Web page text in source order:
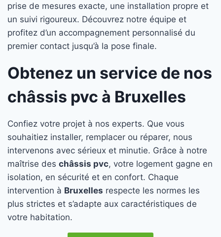
prise de mesures exacte, une installation propre et
un suivi rigoureux. Découvrez notre équipe et
profitez d’un accompagnement personnalisé du
premier contact jusqu’à la pose finale.
Obtenez un service de nos
châssis pvc à Bruxelles
Confiez votre projet à nos experts. Que vous
souhaitiez installer, remplacer ou réparer, nous
intervenons avec sérieux et minutie. Grâce à notre
maîtrise des châssis pvc, votre logement gagne en
isolation, en sécurité et en confort. Chaque
intervention à Bruxelles respecte les normes les
plus strictes et s’adapte aux caractéristiques de
votre habitation.